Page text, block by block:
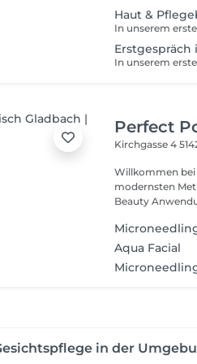
Haut &
Erstgespräch
Perfect
Kirchgasse 4
Willkommen bei
modernsten
Beauty
Aqua Facial
in der